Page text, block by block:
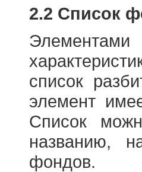
2.2 Список
список
элемент
Список
названию,
фондов.